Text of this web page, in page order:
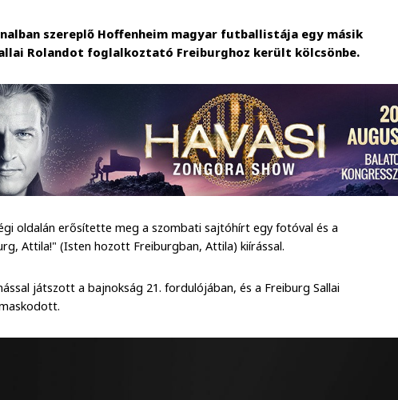
szereplő Hoffenheim magyar futballistája egy másik
Rolandot foglalkoztató Freiburghoz került kölcsönbe.
oldalán erősítette meg a szombati sajtóhírt egy fotóval és a
Attila!" (Isten hozott Freiburgban, Attila) kiírással.
játszott a bajnokság 21. fordulójában, és a Freiburg Sallai